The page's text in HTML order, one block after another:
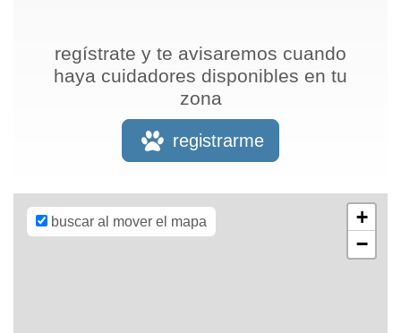
regístrate y te avisaremos cuando
haya cuidadores disponibles en tu
zona
registrarme
buscar al mover el mapa
+
−
OpenStreetMap
CC-BY-SA